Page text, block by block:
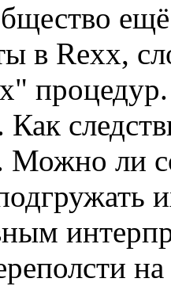
в Rexx,
Можно ли